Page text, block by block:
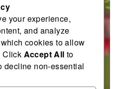
your experience,
and analyze
cookies to allow
Click Accept All to
decline non-essential